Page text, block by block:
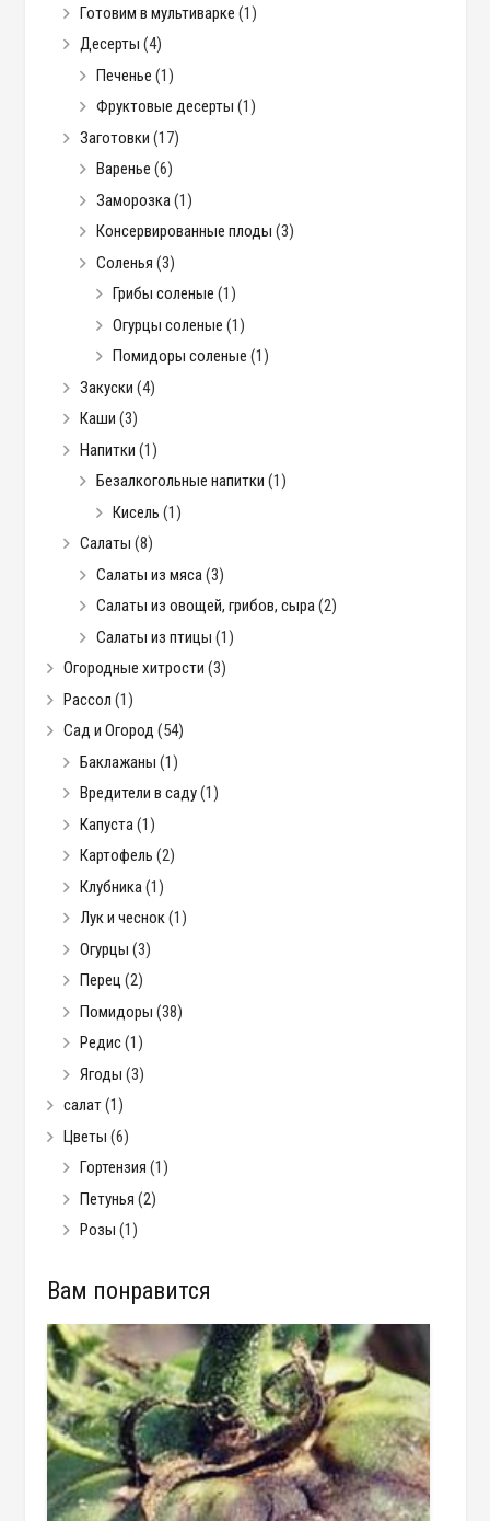
Готовим в мультиварке (1)
Десерты (4)
Печенье (1)
Фруктовые десерты (1)
Заготовки (17)
Варенье (6)
Заморозка(1)
Консервированные плоды (3)
Соленья (3)
Грибы соленые (1)
Огурцы соленые (1)
Помидоры соленые (1)
Закуски (4)
Каши (3)
Напитки (1)
Безалкогольные напитки (1)
Кисель (1)
Салаты (8)
Салаты из мяса(3)
Салаты из овощей, грибов, сыра(2)
Салаты из птицы (1)
Огородные хитрости (3)
Рассол (1)
Сад и Огород (54)
Баклажаны (1)
Вредители в саду(1)
Капуста(1)
Картофель (2)
Клубника(1)
Лук и чеснок(1)
Огурцы (3)
Перец (2)
Помидоры (38)
Редис(1)
Ягоды (3)
салат(1)
Цветы (6)
Гортензия (1)
Петунья (2)
Розы (1)
Вам понравится